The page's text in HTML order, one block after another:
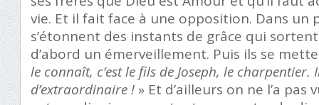
vie. Et il fait face à une opposition. Dans un
s’étonnent des instants de grâce qui sortent
d’abord un émerveillement. Puis ils se
le connaît, c’est le fils de Joseph, le charpentier.
d’extraordinaire ! » Et d’ailleurs on ne l’a pas